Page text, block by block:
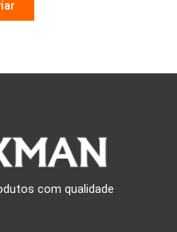
com qualidade